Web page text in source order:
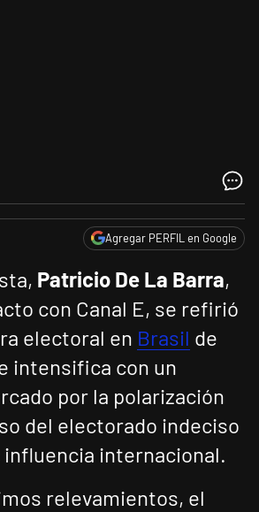
Agregar PERFIL en Google
Patricio De La Barra,
con Canal E, se refirió
electoral en Brasil de
intensifica con un
por la polarización
del electorado indeciso
internacional.
relevamientos, el